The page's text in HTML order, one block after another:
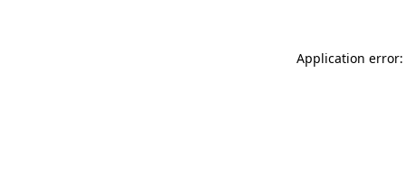
Application